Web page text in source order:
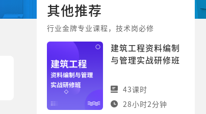
其他推荐
行业金牌专业课程，技术岗必修
建筑工程资料编制
与管理实战研修班
43课时
28小时2分钟